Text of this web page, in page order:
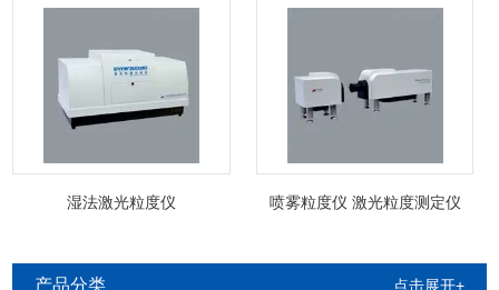
湿法激光粒度仪 喷雾粒度仪 激光粒度测定仪
产品分类 点击展开+